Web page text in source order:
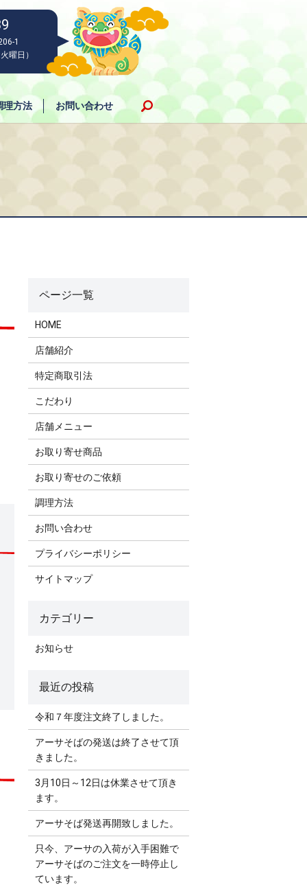
1
曜日）
理方法 お問い合わせ search
HOME
店舗紹介
特定商取引法
こだわり
店舗メニュー
お取り寄せ商品
お取り寄せのご依頼
調理方法
お問い合わせ
プライバシーポリシー
サイトマップ
お知らせ
令和７年度注文終了しました。
アーサそばの発送は終了させて頂
きました。
3月10日～12日は休業させて頂き
ます。
アーサそば発送再開致しました。
只今、アーサの入荷が入手困難で
アーサそばのご注文を一時停止し
ています。